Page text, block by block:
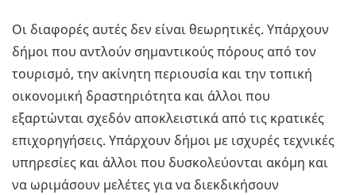
Οι διαφορές αυτές δεν είναι θεωρητικές. Υπάρχουν
δήμοι που αντλούν σημαντικούς πόρους από τον
τουρισμό, την ακίνητη περιουσία και την τοπική
οικονομική δραστηριότητα και άλλοι που
εξαρτώνται σχεδόν αποκλειστικά από τις κρατικές
επιχορηγήσεις. Υπάρχουν δήμοι με ισχυρές τεχνικές
υπηρεσίες και άλλοι που δυσκολεύονται ακόμη και
να ωριμάσουν μελέτες για να διεκδικήσουν